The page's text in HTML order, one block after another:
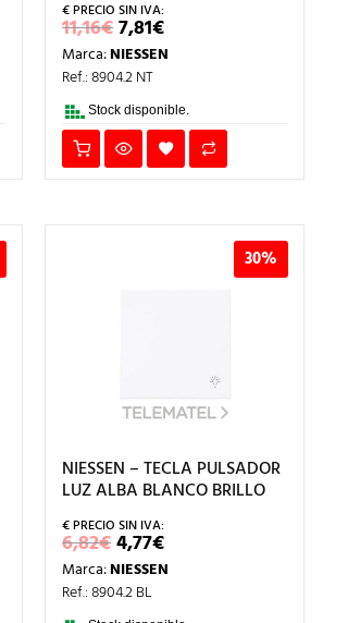
11,16€EL
PRECIO
ORIGINAL
ERA:
11,16€.
7,81€EL
PRECIO
ACTUAL
7,81€.
Marca:NIESSEN
Ref.: 8904.2 NT
Stock disponible.
30%
NIESSEN – TECLA PULSADOR
LUZ ALBA BLANCO BRILLO
6,82€EL
PRECIO
ORIGINAL
ERA:
6,82€.
4,77€EL
PRECIO
ACTUAL
4,77€.
Marca:NIESSEN
Ref.: 8904.2 BL